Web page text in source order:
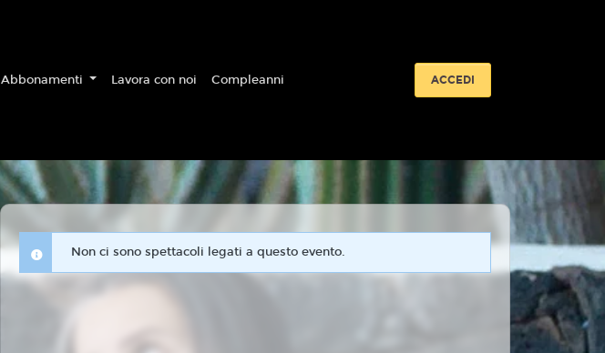
Abbonamenti Lavora con noi Compleanni ACCEDI
Non ci sono spettacoli legati a questo evento.